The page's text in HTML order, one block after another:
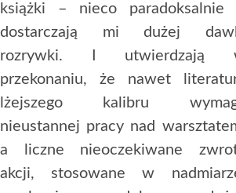
książki – nieco paradoksalnie
dostarczają mi dużej
rozrywki. I utwierdzają
przekonaniu, że nawet
lżejszego kalibru
nieustannej pracy nad
a liczne nieoczekiwane
akcji, stosowane w